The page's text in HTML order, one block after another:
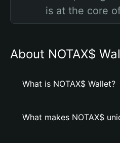
is at the core
About NOTAX$
What is NOTAX$ Wallet?
What makes NOTAX$